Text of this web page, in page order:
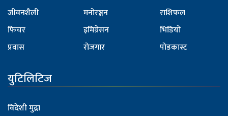
जीवनशैली
फिचर
प्रवास
मनोरञ्जन
इमिग्रेसन
रोजगार
राशिफल
भिडियो
पोडकास्ट
युटिलिटिज
विदेशी मुद्रा